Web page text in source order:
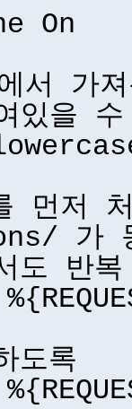
On
서 가져
있을
먼저
가
도 반복
도록